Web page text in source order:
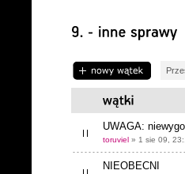
Napisz wątek
UWAGA:
toruviel » 1 sie 09,
NIEOBECNI